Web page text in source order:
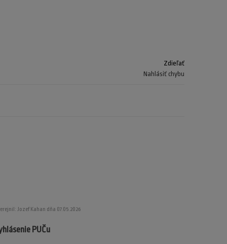
Zdieľať
Nahlásiť chybu
Jozef Kahan dňa 07.05.2026
PUČu